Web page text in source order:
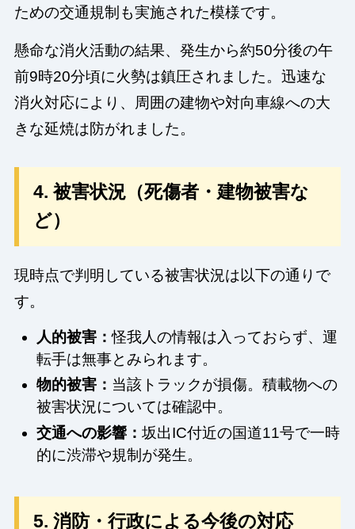
ための交通規制も実施された模様です。
懸命な消火活動の結果、発生から約50分後の午
前9時20分頃に火勢は鎮圧されました。迅速な
消火対応により、周囲の建物や対向車線への大
きな延焼は防がれました。
4. 被害状況（死傷者・建物被害な
ど）
現時点で判明している被害状況は以下の通りで
す。
人的被害：怪我人の情報は入っておらず、運
転手は無事とみられます。
物的被害： 当該トラックが損傷。積載物への
被害状況については確認中。
交通への影響：坂出IC付近の国道11号で一時
的に渋滞や規制が発生。
5. 消防・行政による今後の対応